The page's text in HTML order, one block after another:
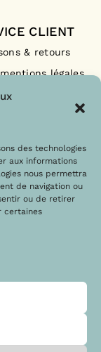
des technologies
aux informations
nous permettra
de navigation ou
ou de retirer
certaines
CLIENT
& retours
mentions légales
F.A.Q